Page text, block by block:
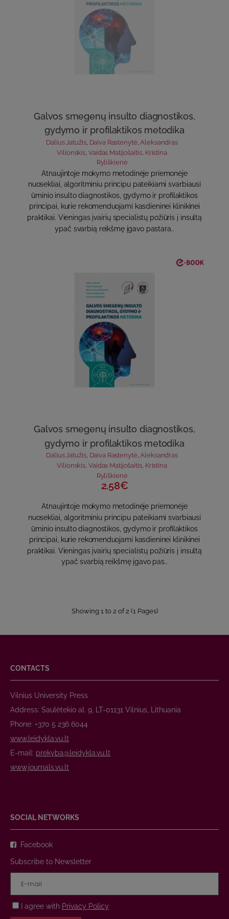
Galvos smegenų insulto diagnostikos,
gydymo ir profilaktikos metodika
Dalius Jatužis, Daiva Rastenytė Aleksandras
Vilionskis ,Vaidas Matijošaitis, Kristina
Ryliškienė
Atnaujintoje mokymo metodinėje priemonėje
nuosekliai, algoritminiu principu pateikiami svarbiausi
ūminio insulto diagnostikos, gydymo ir profilaktikos
principai, kurie rekomenduojami kasdieninei klinikinei
praktikai. Vieningas įvairių specialistų požiūris į insultą
ypač svarbią reikšmę įgavo pastara..
Galvos smegenų insulto diagnostikos,
gydymo ir profilaktikos metodika
Dalius Jatužis, Daiva Rastenytė,Aleksandras
Vilionskis,Vaidas Matijošaitis, Kristina
Ryliškienė
2.58€
Atnaujintoje mokymo metodinėje priemonėje
nuosekliai, algoritminiu principu pateikiami svarbiausi
ūminio insulto diagnostikos, gydymo ir profilaktikos
principai, kurie rekomenduojami kasdieninei klinikinei
praktikai. Vieningas įvairių specialistų požiūris į insultą
ypač svarbią reikšmę įgavo pas..
Showing 1 to 2 of 2 (1 Pages)
CONTACTS
Vilnius University Press
Address: Saulėtekio al. 9, LT-01131 Vilnius, Lithuania
Phone: +370 5 236 6044
www.leidykla.vu.lt
E-mail: prekyba@leidykla.vu.lt
www.journals.vu.lt
SOCIAL NETWORKS
Facebook
Subscribe to Newsletter
I agree with Privacy Policy